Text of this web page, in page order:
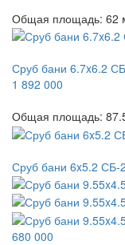
Общая площадь: 62
Сруб бани 6.7x6.2
1 892 000
Общая площадь:
Сруб бани 6x5.2 СБ-2
680 000